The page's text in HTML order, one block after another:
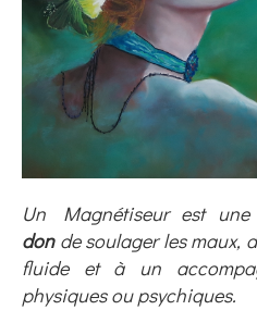
Un Magnétiseur est une
donde soulager les maux,
fluide et à un
physiques ou psychiques.